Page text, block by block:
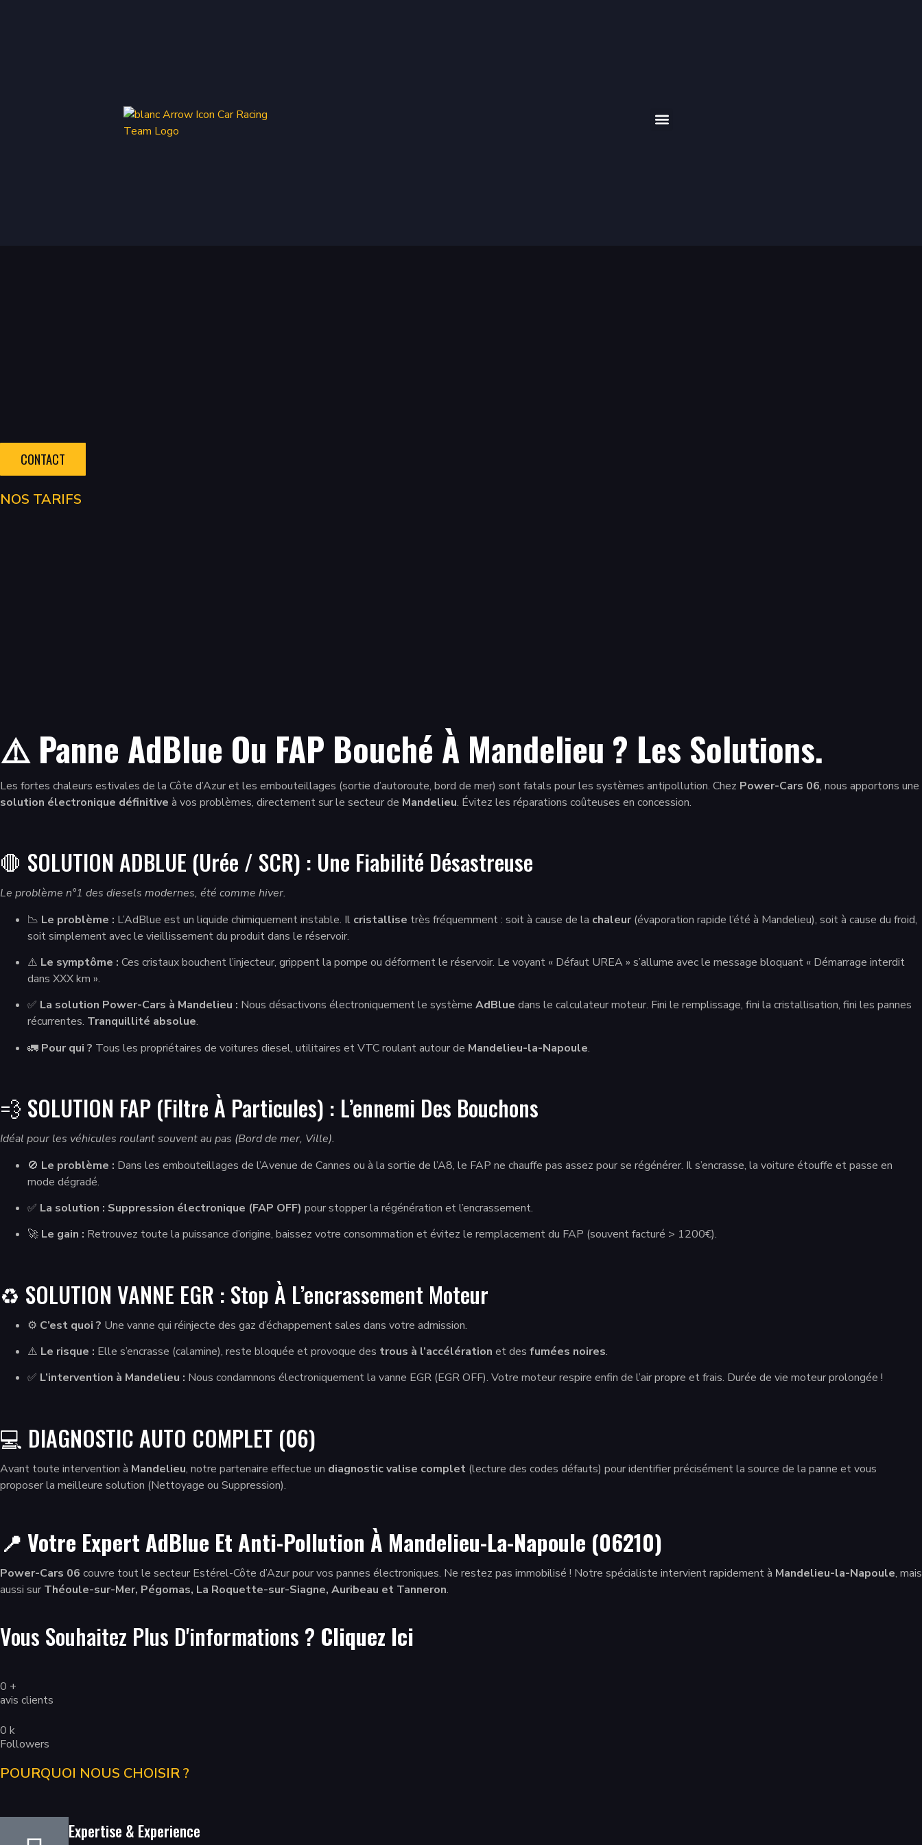
CONTACT
NOS TARIFS
⚠️ Panne AdBlue Ou FAP Bouché À Mandelieu ? Les Solutions.
Les fortes chaleurs estivales de la Côte d’Azur et les embouteillages (sortie d’autoroute, bord de mer) sont fatals pour les systèmes antipollution. Chez Power-Cars 06, nous apportons une
solution électronique définitive à vos problèmes, directement sur le secteur de Mandelieu. Évitez les réparations coûteuses en concession.
🛑 SOLUTION ADBLUE (Urée / SCR) : Une Fiabilité Désastreuse
Le problème n°1 des diesels modernes, été comme hiver.
📉 Le problème : L’AdBlue est un liquide chimiquement instable. Il cristallise très fréquemment : soit à cause de la chaleur(évaporation rapide l’été à Mandelieu), soit à cause du froid,
soit simplement avec le vieillissement du produit dans le réservoir.
⚠️ Le symptôme : Ces cristaux bouchent l’injecteur, grippent la pompe ou déforment le réservoir. Le voyant « Défaut UREA » s’allume avec le message bloquant « Démarrage interdit
dans XXX km ».
✅ La solution Power-Cars à Mandelieu : Nous désactivons électroniquement le système AdBlue dans le calculateur moteur. Fini le remplissage, fini la cristallisation, fini les pannes
récurrentes. Tranquillité absolue.
🚛 Pour qui ? Tous les propriétaires de voitures diesel, utilitaires et VTC roulant autour de Mandelieu-la-Napoule.
💨 SOLUTION FAP (Filtre À Particules) : L’ennemi Des Bouchons
Idéal pour les véhicules roulant souvent au pas (Bord de mer, Ville).
🚫 Le problème : Dans les embouteillages de l’Avenue de Cannes ou à la sortie de l’A8, le FAP ne chauffe pas assez pour se régénérer. Il s’encrasse, la voiture étouffe et passe en
mode dégradé.
✅ La solution : Suppression électronique (FAP OFF) pour stopper la régénération et l’encrassement.
🚀 Le gain : Retrouvez toute la puissance d’origine, baissez votre consommation et évitez le remplacement du FAP (souvent facturé > 1200€).
♻️ SOLUTION VANNE EGR : Stop À L’encrassement Moteur
⚙️ C’est quoi ? Une vanne qui réinjecte des gaz d’échappement sales dans votre admission.
⚠️ Le risque : Elle s’encrasse (calamine), reste bloquée et provoque des trous à l’accélération et des fumées noires.
✅ L’intervention à Mandelieu : Nous condamnons électroniquement la vanne EGR (EGR OFF). Votre moteur respire enfin de l’air propre et frais. Durée de vie moteur prolongée !
💻 DIAGNOSTIC AUTO COMPLET (06)
Avant toute intervention à Mandelieu, notre partenaire effectue un diagnostic valise complet (lecture des codes défauts) pour identifier précisément la source de la panne et vous
proposer la meilleure solution (Nettoyage ou Suppression).
📍 Votre Expert AdBlue Et Anti-Pollution À Mandelieu-La-Napoule (06210)
Power-Cars 06 couvre tout le secteur Estérel-Côte d’Azur pour vos pannes électroniques. Ne restez pas immobilisé ! Notre spécialiste intervient rapidement à Mandelieu-la-Napoule, mais
aussi sur Théoule-sur-Mer, Pégomas, La Roquette-sur-Siagne, Auribeau et Tanneron.
Vous Souhaitez Plus D'informations ? Cliquez Ici
0 +
avis clients
0 k
Followers
POURQUOI NOUS CHOISIR ?
Expertise & Experience